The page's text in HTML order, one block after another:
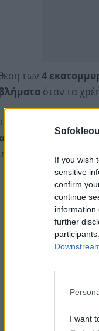
If you wish
sensitive
confirm
continue
information
further
I want
των 4
όταν τα
φορείς ζητούν
και Οικονομικών
της επιλογής του.